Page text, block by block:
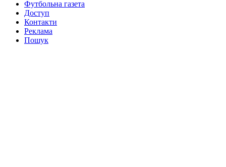
Футбольна газета
Доступ
Контакти
Реклама
Пошук